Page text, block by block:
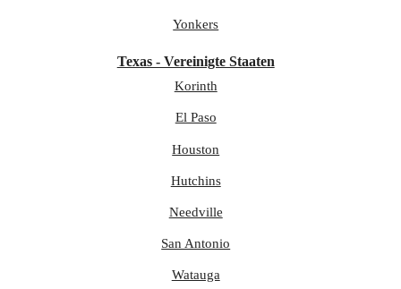
Yonkers
Texas - Vereinigte Staaten
Korinth
El Paso
Houston
Hutchins
Needville
San Antonio
Watauga